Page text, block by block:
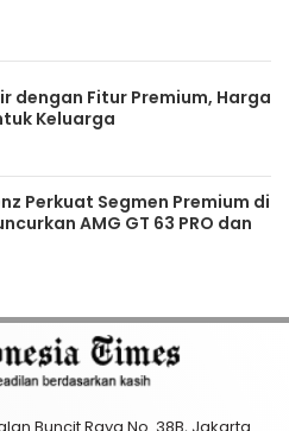
dengan Fitur Premium, Harga
Keluarga
Perkuat Segmen Premium di
AMG GT 63 PRO dan